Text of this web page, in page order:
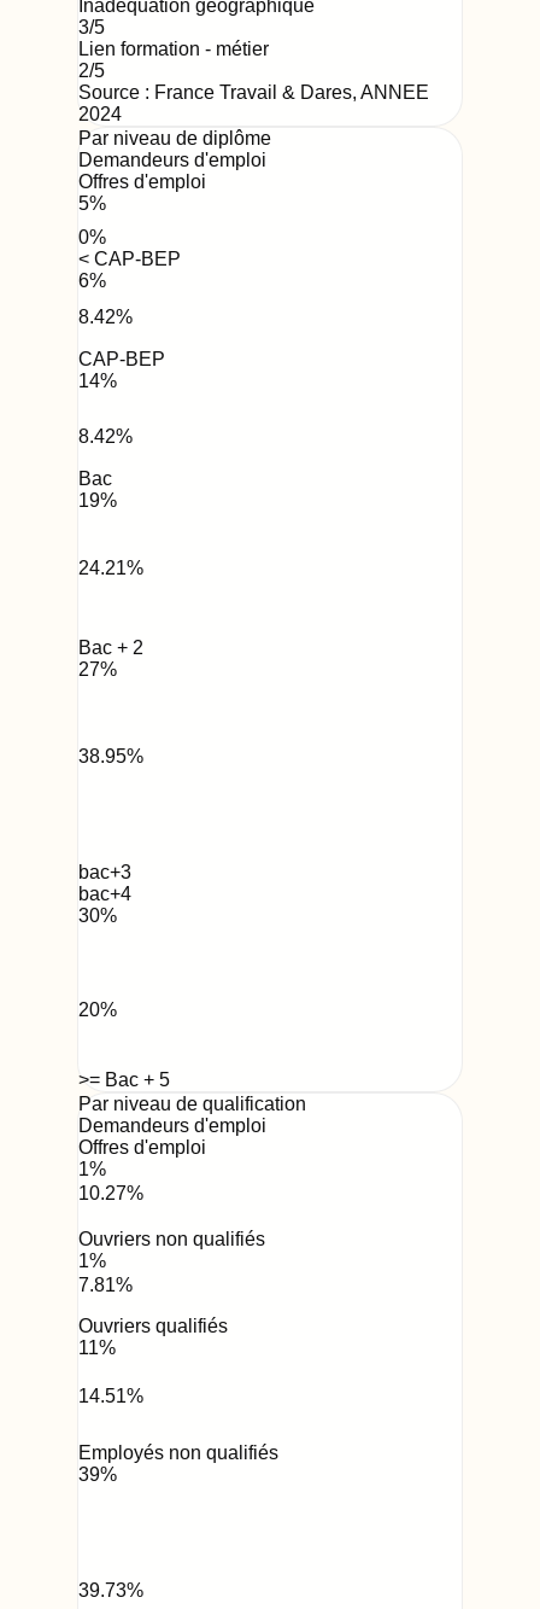
Inadéquation géographique
3/5
Lien formation - métier
2/5
Source : France Travail & Dares, ANNEE
2024
Par niveau de diplôme
Demandeurs d'emploi
Offres d'emploi
5%
0%
< CAP-BEP
6%
8.42%
CAP-BEP
14%
8.42%
Bac
19%
24.21%
Bac + 2
27%
38.95%
bac+3
bac+4
30%
20%
>= Bac + 5
Par niveau de qualification
Demandeurs d'emploi
Offres d'emploi
1%
10.27%
Ouvriers non qualifiés
1%
7.81%
Ouvriers qualifiés
11%
14.51%
Employés non qualifiés
39%
39.73%